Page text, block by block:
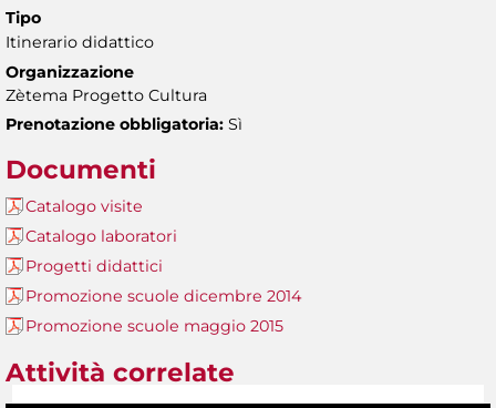
Tipo
Itinerario didattico
Organizzazione
Zètema Progetto Cultura
Prenotazione obbligatoria: Sì
Documenti
Catalogo visite
Catalogo laboratori
Progetti didattici
Promozione scuole dicembre 2014
Promozione scuole maggio 2015
Attività correlate